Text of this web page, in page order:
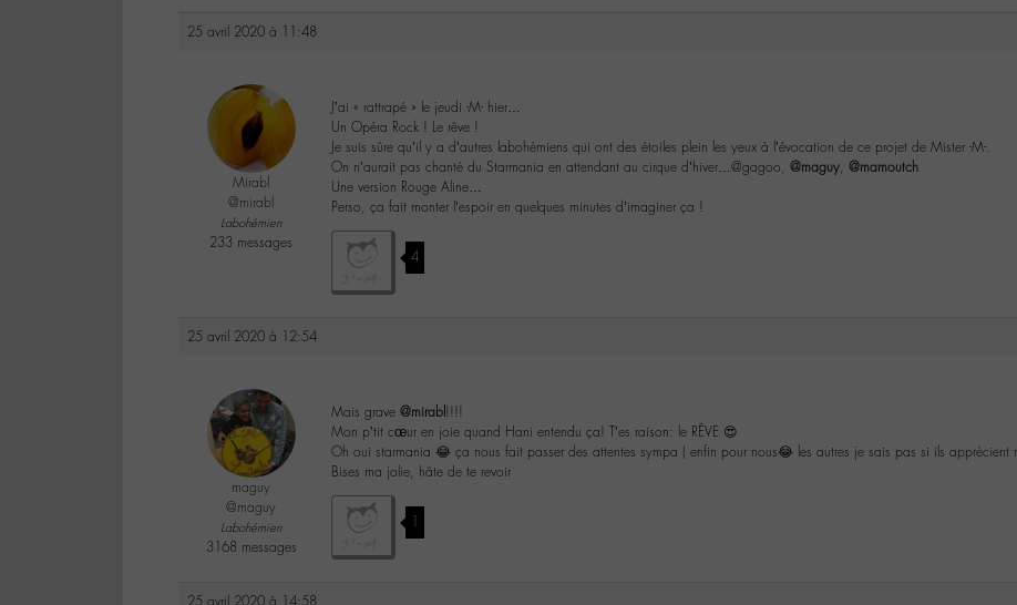
25 avril 2020 à 11:48
Mirabl
@mirabl
Labohémien
233 messages
J’ai « rattrapé » le jeudi -M- hier…
Un Opéra Rock ! Le rêve !
Je suis sûre qu’il y a d’autres labohémiens qui ont des étoiles plein les yeux à l’évocation de ce projet de Mister -M-.
On n’aurait pas chanté du Starmania en attendant au cirque d’hiver…@gagoo, @maguy, @mamoutch
Une version Rouge Aline…
Perso, ça fait monter l’espoir en quelques minutes d’imaginer ça !
4
25 avril 2020 à 12:54
maguy
@maguy
Labohémien
3168 messages
Mais grave @mirabl!!!!
Mon p’tit cœur en joie quand Hani entendu ça! T’es raison: le RÊVE 😍
Oh oui starmania 😂 ça nous fait passer des attentes sympa ( enfin pour nous😂 les autres je sais pas si ils apprécient
Bises ma jolie, hâte de te revoir
1